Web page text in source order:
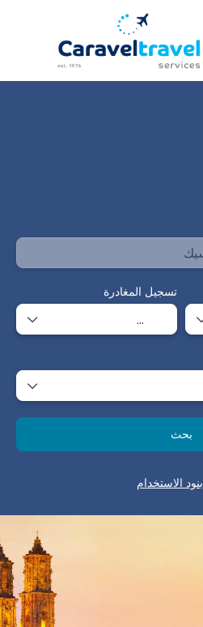
تسجيل المغادرة
بحث
بنود الاستخدام